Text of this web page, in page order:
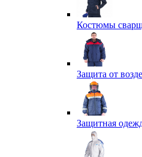
Костюмы
Защита от
Защитная